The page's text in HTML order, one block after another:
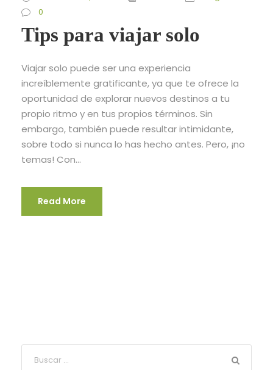
0
Tips para viajar solo
Viajar solo puede ser una experiencia
increíblemente gratificante, ya que te ofrece la
oportunidad de explorar nuevos destinos a tu
propio ritmo y en tus propios términos. Sin
embargo, también puede resultar intimidante,
sobre todo si nunca lo has hecho antes. Pero, ¡no
temas! Con...
Read More